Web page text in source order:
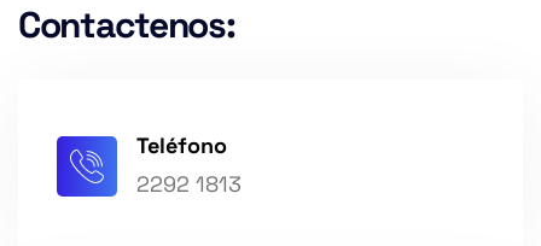
Contactenos:
Teléfono
2292 1813